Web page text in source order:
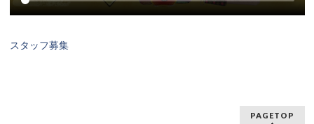
スタッフ募集
PAGETOP